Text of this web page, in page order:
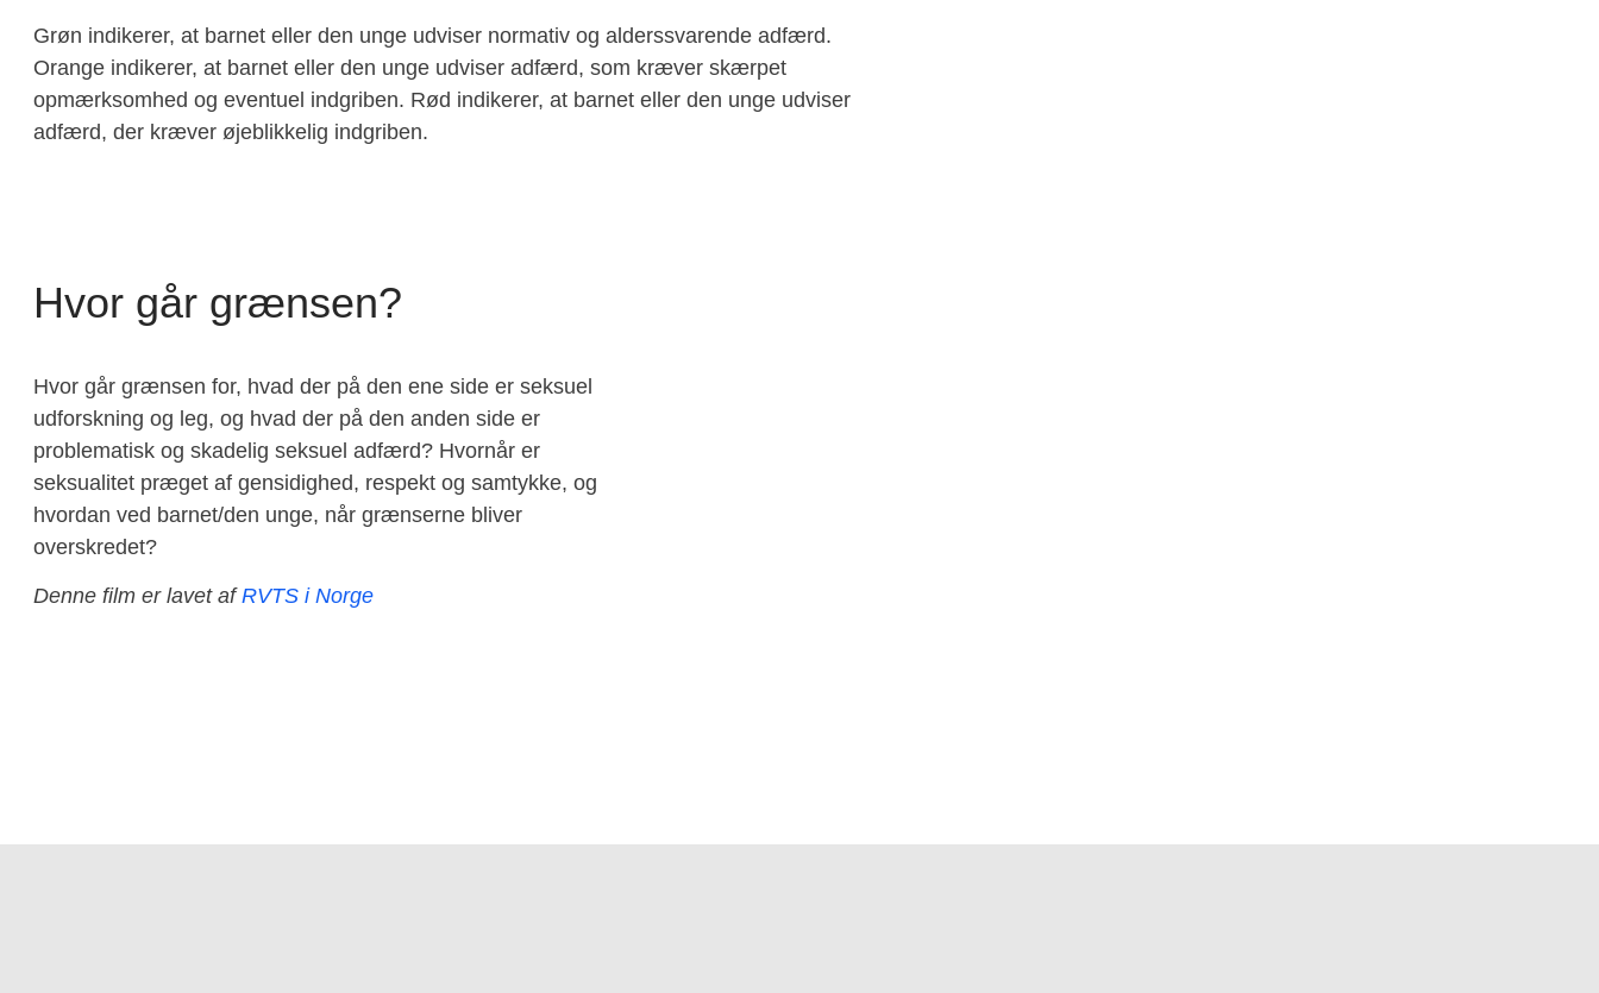
Grøn indikerer, at barnet eller den unge udviser normativ og alderssvarende adfærd.
Orange indikerer, at barnet eller den unge udviser adfærd, som kræver skærpet
opmærksomhed og eventuel indgriben. Rød indikerer, at barnet eller den unge udviser
adfærd, der kræver øjeblikkelig indgriben.
Hvor går grænsen?
Hvor går grænsen for, hvad der på den ene side er seksuel
udforskning og leg, og hvad der på den anden side er
problematisk og skadelig seksuel adfærd? Hvornår er
seksualitet præget af gensidighed, respekt og samtykke, og
hvordan ved barnet/den unge, når grænserne bliver
overskredet?
Denne film er lavet afRVTS i Norge